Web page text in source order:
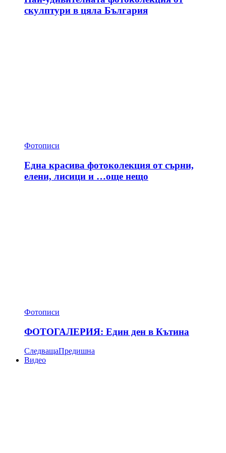
скулптури в цяла България
Фотописи
Една красива фотоколекция от сърни,
елени, лисици и …още нещо
Фотописи
ФОТОГАЛЕРИЯ: Един ден в Кътина
СледващаПредишна
Видео